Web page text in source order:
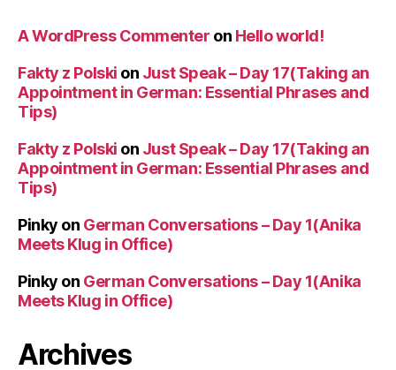
A WordPress Commenter on Hello world!
Fakty z Polski on Just Speak – Day 17(Taking an
Appointment in German: Essential Phrases and
Tips)
Fakty z Polski on Just Speak – Day 17(Taking an
Appointment in German: Essential Phrases and
Tips)
Pinky on German Conversations – Day 1(Anika
Meets Klug in Office)
Pinky on German Conversations – Day 1(Anika
Meets Klug in Office)
Archives